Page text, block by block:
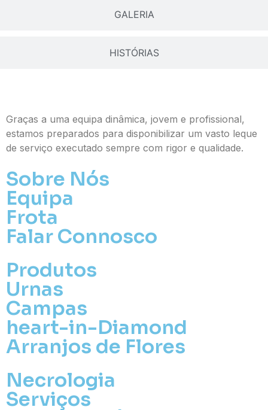
GALERIA
HISTÓRIAS
Graças a uma equipa dinâmica, jovem e profissional,
estamos preparados para disponibilizar um vasto leque
de serviço executado sempre com rigor e qualidade.
Sobre Nós
Equipa
Frota
Falar Connosco
Produtos
Urnas
Campas
heart-in-Diamond
Arranjos de Flores
Necrologia
Serviços
com Paypal
O que deseja enviar?
Ramo de Flores
Palma
Cruz
Coroa
Ramo de Flores:
Opção 1 (€25)
Opção 2 (€30)
Opção 3 (€35)
Opção 4 (€40)
Opção 5 (€45)
Opção 6 (€50)
Opção 7 (€55)
Opção 9 (€65)
Palma: